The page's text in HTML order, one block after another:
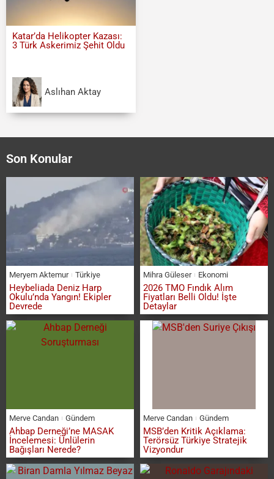
Katar’da Helikopter Kazası:
3 Türk Askerimiz Şehit Oldu
Aslıhan Aktay
Son Konular
Meryem Aktemur Türkiye
Heybeliada Deniz Harp
Okulu’nda Yangın! Ekipler
Devrede
Mihra Güleser Ekonomi
2026 TMO Fındık Alım
Fiyatları Belli Oldu! İşte
Detaylar
Merve Candan Gündem
Ahbap Derneği’ne MASAK
İncelemesi: Ünlülerin
Bağışları Nerede?
Merve Candan Gündem
MSB’den Kritik Açıklama:
Terörsüz Türkiye Stratejik
Vizyondur